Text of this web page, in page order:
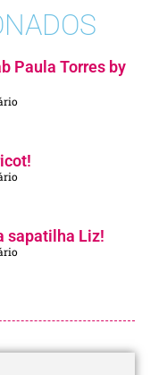
Paula Torres by
sapatilha Liz!